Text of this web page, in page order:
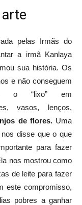
pelas Irmãs do
a irmã Kanlaya
sua história. Os
e não conseguem
o “lixo” em
vasos, lenços,
de flores.Uma
disse que o que
para fazer
nos mostrou como
de leite para fazer
este compromisso,
pobres a ganhar